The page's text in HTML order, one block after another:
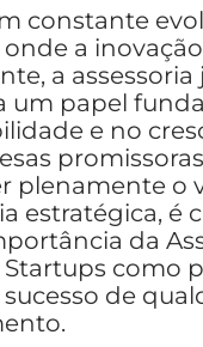
constante
a
a assessoria
um papel
e no
plenamente o
estratégica, é
da
como
de